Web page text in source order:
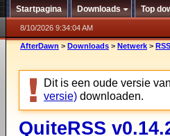
Startpagina Downloads Top
8/10/2026 9:34:04 AM
AfterDawn > Downloads > Netwerk > RSS
Dit is een oude versie
versie) downloaden.
QuiteRSS